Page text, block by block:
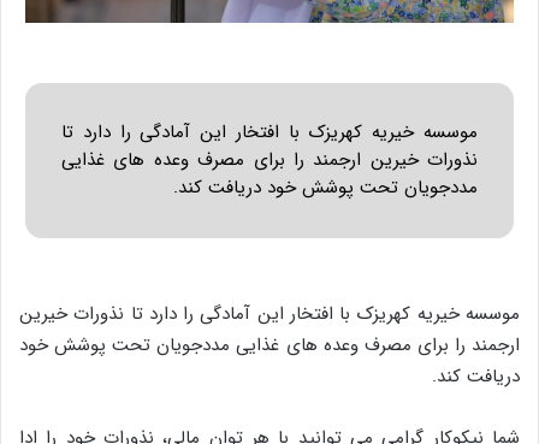
موسسه خیریه کهریزک با افتخار این آمادگی را دارد تا
نذورات خیرین ارجمند را برای مصرف وعده های غذایی
مددجویان تحت پوشش خود دریافت کند.
موسسه خیریه کهریزک با افتخار این آمادگی را دارد تا نذورات خیرین
ارجمند را برای مصرف وعده های غذایی مددجویان تحت پوشش خود
دریافت کند.
شما نیکوکار گرامی می توانید با هر توان مالی، نذورات خود را ادا